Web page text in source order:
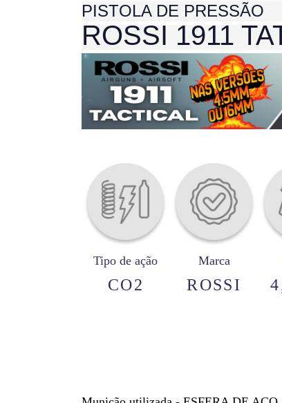
PISTOLA DE PRESSÃO
ROSSI 1911
Tipo de ação
CO2
Marca
ROSSI